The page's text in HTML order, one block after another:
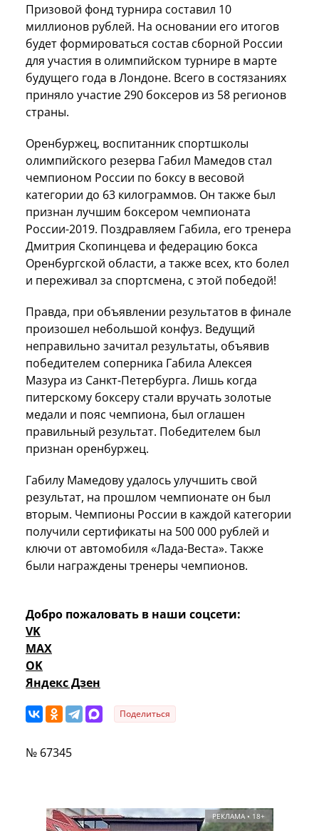
Призовой фонд турнира составил 10
миллионов рублей. На основании его итогов
будет формироваться состав сборной России
для участия в олимпийском турнире в марте
будущего года в Лондоне. Всего в состязаниях
приняло участие 290 боксеров из 58 регионов
страны.
Оренбуржец, воспитанник спортшколы
олимпийского резерва Габил Мамедов стал
чемпионом России по боксу в весовой
категории до 63 килограммов. Он также был
признан лучшим боксером чемпионата
России-2019. Поздравляем Габила, его тренера
Дмитрия Скопинцева и федерацию бокса
Оренбургской области, а также всех, кто болел
и переживал за спортсмена, с этой победой!
Правда, при объявлении результатов в финале
произошел небольшой конфуз. Ведущий
неправильно зачитал результаты, объявив
победителем соперника Габила Алексея
Мазура из Санкт-Петербурга. Лишь когда
питерскому боксеру стали вручать золотые
медали и пояс чемпиона, был оглашен
правильный результат. Победителем был
признан оренбуржец.
Габилу Мамедову удалось улучшить свой
результат, на прошлом чемпионате он был
вторым. Чемпионы России в каждой категории
получили сертификаты на 500 000 рублей и
ключи от автомобиля «Лада-Веста». Также
были награждены тренеры чемпионов.
Добро пожаловать в наши соцсети:
VK
MAX
OK
Яндекс Дзен
Поделиться
№ 67345
РЕКЛАМА • 18+